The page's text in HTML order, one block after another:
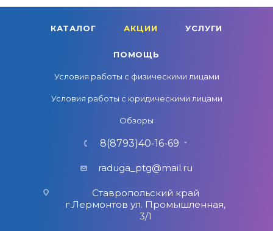
КАТАЛОГ АКЦИИ УСЛУГИ
ПОМОЩЬ
Условия работы с физическими лицами
Условия работы с юридическими лицами
Обзоры
8(8793)40-16-69
raduga_ptg@mail.ru
Ставропольский край
г.Лермонтов ул. Промышленная,
3/1